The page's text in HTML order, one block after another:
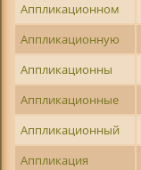
Аппликационном
Аппликационную
Аппликационны
Аппликационные
Аппликационный
Аппликация